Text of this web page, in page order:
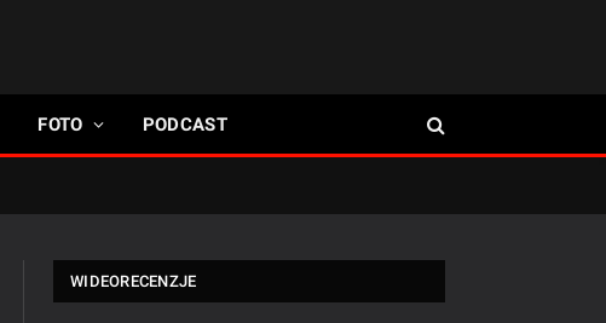
FOTO PODCAST
WIDEORECENZJE